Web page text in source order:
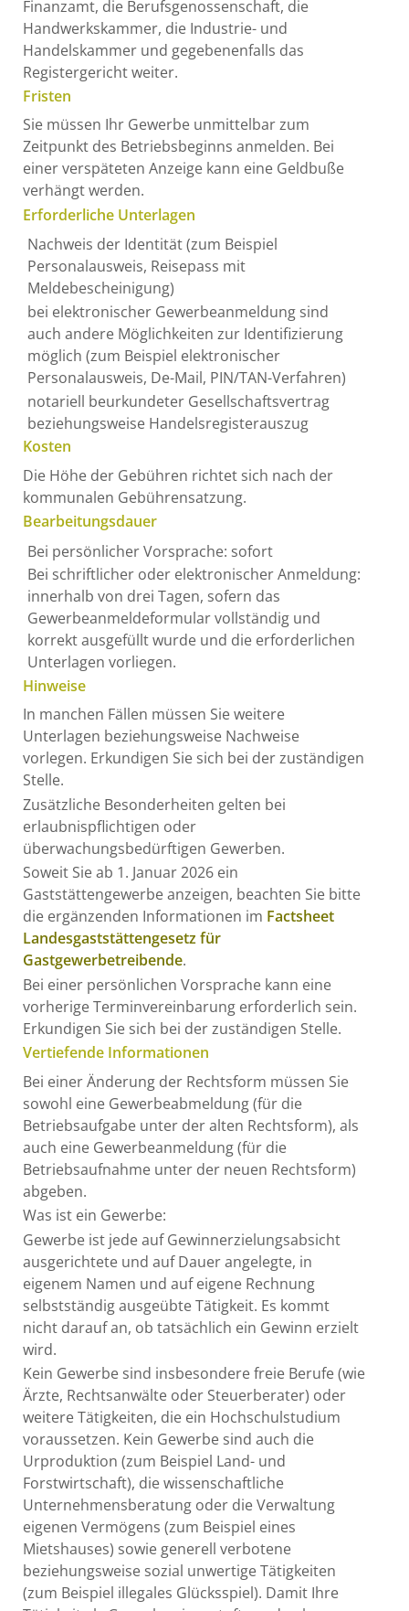
Finanzamt, die Berufsgenossenschaft, die
Handwerkskammer, die Industrie- und
Handelskammer und gegebenenfalls das
Registergericht weiter.
Fristen
Sie müssen Ihr Gewerbe unmittelbar zum
Zeitpunkt des Betriebsbeginns anmelden. Bei
einer verspäteten Anzeige kann eine Geldbuße
verhängt werden.
Erforderliche Unterlagen
Nachweis der Identität (zum Beispiel
Personalausweis, Reisepass mit
Meldebescheinigung)
bei elektronischer Gewerbeanmeldung sind
auch andere Möglichkeiten zur Identifizierung
möglich (zum Beispiel elektronischer
Personalausweis, De-Mail, PIN/TAN-Verfahren)
notariell beurkundeter Gesellschaftsvertrag
beziehungsweise Handelsregisterauszug
Kosten
Die Höhe der Gebühren richtet sich nach der
kommunalen Gebührensatzung.
Bearbeitungsdauer
Bei persönlicher Vorsprache: sofort
Bei schriftlicher oder elektronischer Anmeldung:
innerhalb von drei Tagen, sofern das
Gewerbeanmeldeformular vollständig und
korrekt ausgefüllt wurde und die erforderlichen
Unterlagen vorliegen.
Hinweise
In manchen Fällen müssen Sie weitere
Unterlagen beziehungsweise Nachweise
vorlegen. Erkundigen Sie sich bei der zuständigen
Stelle.
Zusätzliche Besonderheiten gelten bei
erlaubnispflichtigen oder
überwachungsbedürftigen Gewerben.
Soweit Sie ab 1. Januar 2026 ein
Gaststättengewerbe anzeigen, beachten Sie bitte
die ergänzenden Informationen im Factsheet
Landesgaststättengesetz für
Gastgewerbetreibende.
Bei einer persönlichen Vorsprache kann eine
vorherige Terminvereinbarung erforderlich sein.
Erkundigen Sie sich bei der zuständigen Stelle.
Vertiefende Informationen
Bei einer Änderung der Rechtsform müssen Sie
sowohl eine Gewerbeabmeldung (für die
Betriebsaufgabe unter der alten Rechtsform), als
auch eine Gewerbeanmeldung (für die
Betriebsaufnahme unter der neuen Rechtsform)
abgeben.
Was ist ein Gewerbe:
Gewerbe ist jede auf Gewinnerzielungsabsicht
ausgerichtete und auf Dauer angelegte, in
eigenem Namen und auf eigene Rechnung
selbstständig ausgeübte Tätigkeit. Es kommt
nicht darauf an, ob tatsächlich ein Gewinn erzielt
wird.
Kein Gewerbe sind insbesondere freie Berufe (wie
Ärzte, Rechtsanwälte oder Steuerberater) oder
weitere Tätigkeiten, die ein Hochschulstudium
voraussetzen. Kein Gewerbe sind auch die
Urproduktion (zum Beispiel Land- und
Forstwirtschaft), die wissenschaftliche
Unternehmensberatung oder die Verwaltung
eigenen Vermögens (zum Beispiel eines
Mietshauses) sowie generell verbotene
beziehungsweise sozial unwertige Tätigkeiten
(zum Beispiel illegales Glücksspiel). Damit Ihre